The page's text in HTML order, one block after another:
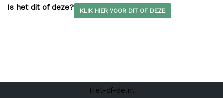
Is het dit of deze? KLIK HIER VOOR DIT OF DEZE
Het-of-de.nl